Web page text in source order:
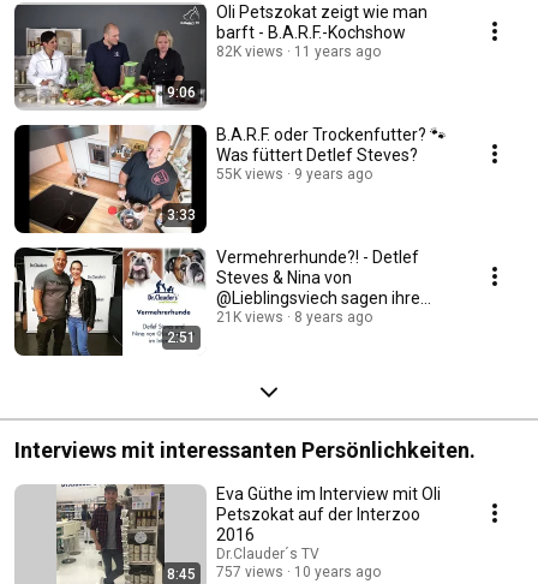
9:06
Oli Petszokat zeigt wie man
barft - B.A.R.F.-Kochshow
82K views 11 years ago
3:33
B.A.R.F. oder Trockenfutter? 🐾
Was füttert Detlef Steves?
55K views 9 years ago
2:51
Vermehrerhunde?! - Detlef
Steves & Nina von
@Lieblingsviech sagen ihre
Meinung!
21K views 8 years ago
Interviews mit interessanten Persönlichkeiten.
8:45
Eva Güthe im Interview mit Oli
Petszokat auf der Interzoo
2016
Dr.Clauder´s TV
757 views
10 years ago